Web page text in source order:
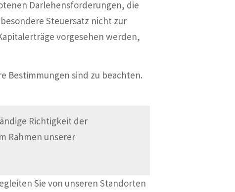
Darlehensforderungen, die
Steuersatz nicht zur
vorgesehen werden,
Bestimmungen sind zu beachten.
Richtigkeit der
Rahmen unserer
Sie von unseren Standorten